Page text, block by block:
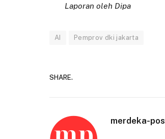
Laporan oleh Dipa
AI Pemprov dki jakarta
SHARE.
merdeka-pos